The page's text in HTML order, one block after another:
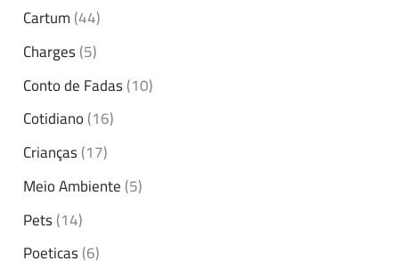
Cartum(44)
Charges(5)
Conto de Fadas(10)
Cotidiano(16)
Crianças(17)
Meio Ambiente(5)
Pets(14)
Poeticas(6)